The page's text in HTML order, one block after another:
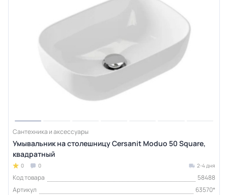
Сантехника и аксессуары
Умывальник на столешницу Cersanit Moduo 50 Square,
квадратный
0 0 2-4 дня
Код товара
58488
Артикул
63570*